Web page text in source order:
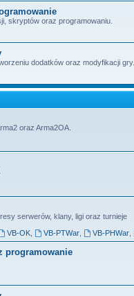
skryptów oraz programowaniu.
dodatków oraz modyfikacji gry.
oraz Arma2OA.
serwerów, klany, ligi oraz turnieje
VB-OK VB-PTWar VB-PHWar,
programowanie